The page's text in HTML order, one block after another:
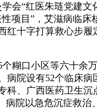
会“红医朱琏党建
项目”，艾滋病临
红十字打算救心步
口小区等六十余万
院设有52个临床
科、广西医药卫生
病院以急危沉症救